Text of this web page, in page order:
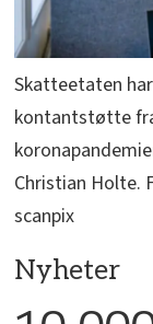
Skatteetaten
kontantstøtte
Christian Holte.
scanpix
Nyheter